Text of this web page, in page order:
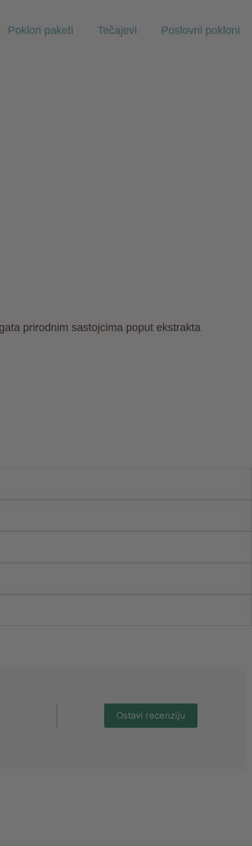
Poklon paketi Tečajevi Poslovni pokloni
prirodnim sastojcima poput ekstrakta
Ostavi recenziju